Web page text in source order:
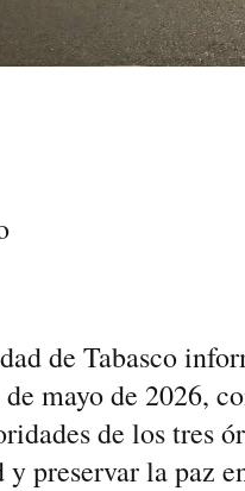
de Tabasco
mayo de 2026,
de los tres
preservar la paz